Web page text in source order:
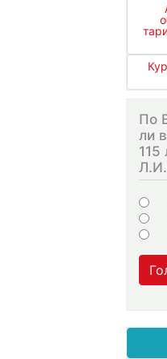
По
ли